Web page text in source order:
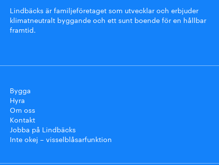
Lindbäcks är familjeföretaget som utvecklar och erbjuder
klimatneutralt byggande och ett sunt boende för en hållbar
framtid.
Bygga
Hyra
Om oss
Kontakt
Jobba på Lindbäcks
Inte okej – visselblåsarfunktion